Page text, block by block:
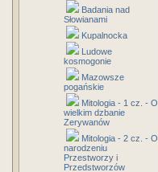
Badania nad
Słowianami
Kupalnocka
Ludowe
kosmogonie
Mazowsze
pogańskie
Mitologia - 1 cz. - O
wielkim dzbanie
Zerywanów
Mitologia - 2 cz. - O
narodzeniu
Przestworzy i
Przedstworzów